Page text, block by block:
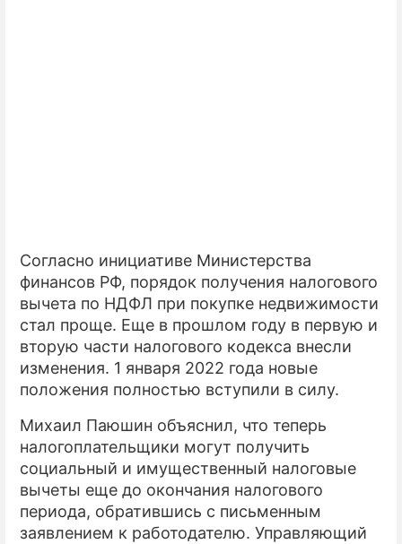
Согласно инициативе Министерства
финансов РФ, порядок получения налогового
вычета по НДФЛ при покупке недвижимости
стал проще. Еще в прошлом году в первую и
вторую части налогового кодекса внесли
изменения. 1 января 2022 года новые
положения полностью вступили в силу.
Михаил Паюшин объяснил, что теперь
налогоплательщики могут получить
социальный и имущественный налоговые
вычеты еще до окончания налогового
периода, обратившись с письменным
заявлением к работодателю. Управляющий